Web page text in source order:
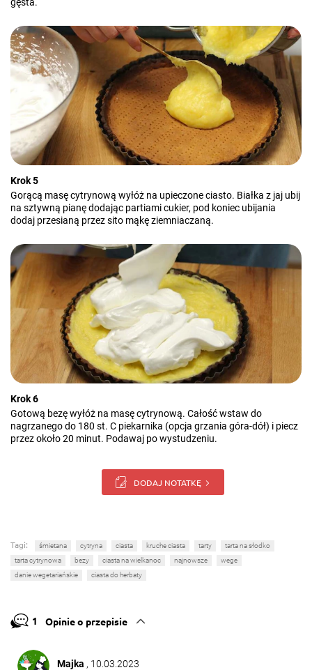
Krok 5
Gorącą masę cytrynową wyłóż na upieczone ciasto. Białka z jaj ubij
na sztywną pianę dodając partiami cukier, pod koniec ubijania
dodaj przesianą przez sito mąkę ziemniaczaną.
Krok 6
Gotową bezę wyłóż na masę cytrynową. Całość wstaw do
nagrzanego do 180 st. C piekarnika (opcja grzania góra-dół) i piecz
przez około 20 minut. Podawaj po wystudzeniu.
DODAJ NOTATKĘ
Tagi: śmietana cytryna ciasta kruche ciasta tarty
tarta na słodko
tarta cytrynowa
bezy ciasta na wielkanoc najnowsze
wege
danie wegetariańskie
ciasta do herbaty
1 Opinie o przepisie
Majka , 10.03.2023